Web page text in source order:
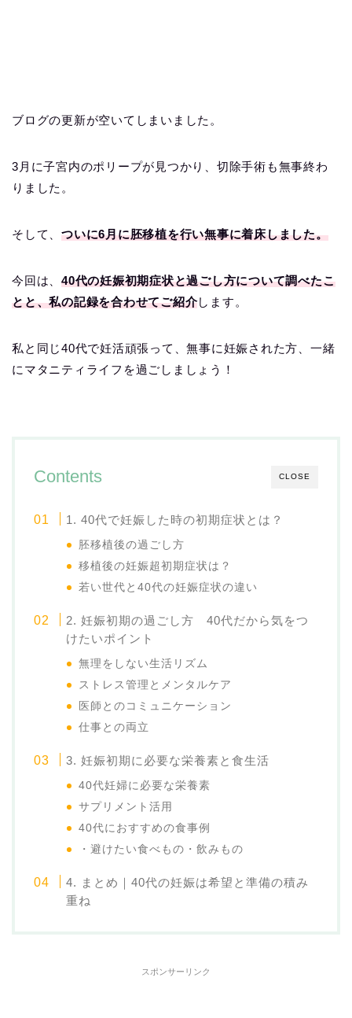
ブログの更新が空いてしまいました。
3月に子宮内のポリープが見つかり、切除手術も無事終わ
りました。
そして、ついに6月に胚移植を行い無事に着床しました。
今回は、40代の妊娠初期症状と過ごし方について調べたこ
とと、私の記録を合わせてご紹介します。
私と同じ40代で妊活頑張って、無事に妊娠された方、一緒
にマタニティライフを過ごしましょう！
CLOSE
Contents
1. 40代で妊娠した時の初期症状とは？
胚移植後の過ごし方
移植後の妊娠超初期症状は？
若い世代と40代の妊娠症状の違い
2. 妊娠初期の過ごし方 40代だから気をつ
けたいポイント
無理をしない生活リズム
ストレス管理とメンタルケア
医師とのコミュニケーション
仕事との両立
3. 妊娠初期に必要な栄養素と食生活
40代妊婦に必要な栄養素
サプリメント活用
40代におすすめの食事例
・避けたい食べもの・飲みもの
4. まとめ｜40代の妊娠は希望と準備の積み
重ね
スポンサーリンク